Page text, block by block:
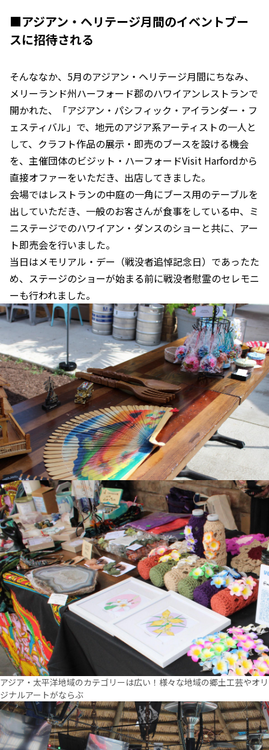
■アジアン・ヘリテージ月間のイベントブー
スに招待される
そんななか、5月のアジアン・ヘリテージ月間にちなみ、
メリーランド州ハーフォード郡のハワイアンレストランで
開かれた、「アジアン・パシフィック・アイランダー・フ
ェスティバル」で、地元のアジア系アーティストの一人と
して、クラフト作品の展示・即売のブースを設ける機会
を、主催団体のビジット・ハーフォードVisit Harfordから
直接オファーをいただき、出店してきました。
会場ではレストランの中庭の一角にブース用のテーブルを
出していただき、一般のお客さんが食事をしている中、ミ
ニステージでのハワイアン・ダンスのショーと共に、アー
ト即売会を行いました。
当日はメモリアル・デー（戦没者追悼記念日）であったた
め、ステージのショーが始まる前に戦没者慰霊のセレモニ
ーも行われました。
アジア・太平洋地域のカテゴリーは広い！様々な地域の郷土工芸やオリ
ジナルアートがならぶ